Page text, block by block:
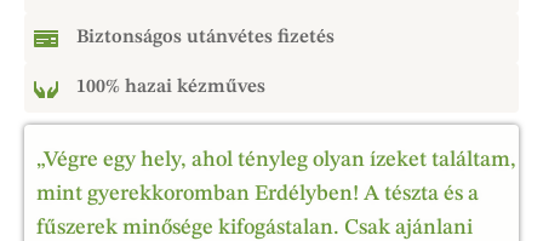
Biztonságos utánvétes fizetés
100% hazai kézműves
„Végre egy hely, ahol tényleg olyan ízeket találtam,
mint gyerekkoromban Erdélyben! A tészta és a
fűszerek minősége kifogástalan. Csak ajánlani